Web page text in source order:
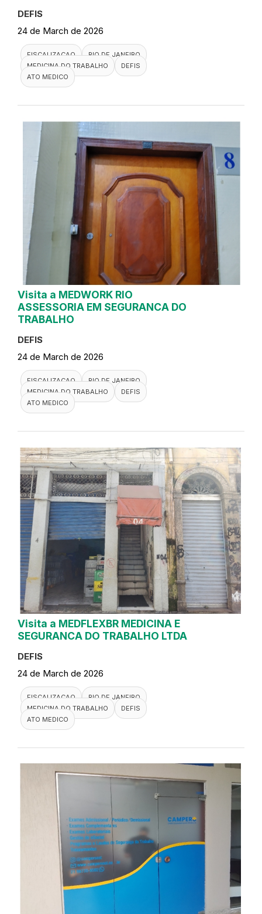
DEFIS
24 de March de 2026
FISCALIZACAO
RIO DE JANEIRO
MEDICINA DO TRABALHO
DEFIS
ATO MEDICO
Visita a MEDWORK RIO
ASSESSORIA EM SEGURANCA DO
TRABALHO
DEFIS
24 de March de 2026
FISCALIZACAO
RIO DE JANEIRO
MEDICINA DO TRABALHO
DEFIS
ATO MEDICO
Visita a MEDFLEXBR MEDICINA E
SEGURANCA DO TRABALHO LTDA
DEFIS
24 de March de 2026
FISCALIZACAO
RIO DE JANEIRO
MEDICINA DO TRABALHO
DEFIS
ATO MEDICO